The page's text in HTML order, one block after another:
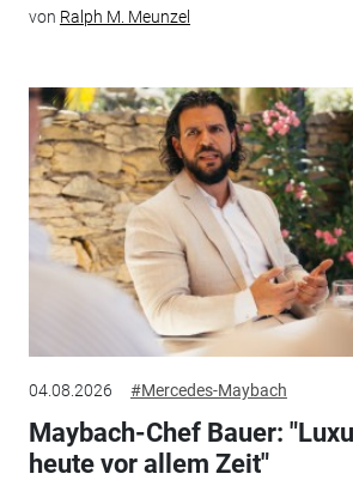
von Ralph M. Meunzel
04.08.2026 #Mercedes-Maybach
Maybach-Chef Bauer:
heute vor allem Zeit"